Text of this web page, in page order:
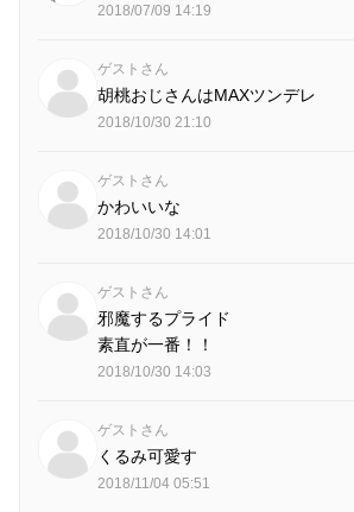
2018/07/09 14:19
ゲストさん
胡桃おじさんはMAXツンデレ
2018/10/30 21:10
ゲストさん
かわいいな
2018/10/30 14:01
ゲストさん
邪魔するプライド
素直が一番！！
2018/10/30 14:03
ゲストさん
くるみ可愛す
2018/11/04 05:51